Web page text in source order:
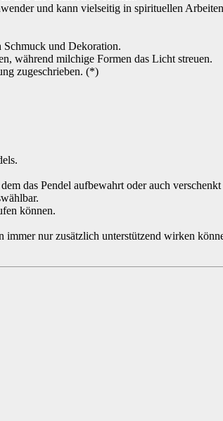
und kann vielseitig in spirituellen
und Dekoration.
während milchige Formen das Licht streuen.
zugeschrieben. (*)
das Pendel aufbewahrt oder auch
können.
immer nur zusätzlich unterstützend wirken